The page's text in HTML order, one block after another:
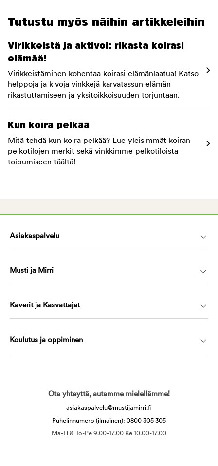
Tutustu myös näihin artikkeleihin
Virikkeistä ja aktivoi: rikasta koirasi
elämää!
Virikkeistäminen kohentaa koirasi elämänlaatua! Katso
helppoja ja kivoja vinkkejä karvatassun elämän
rikastuttamiseen ja yksitoikkoisuuden torjuntaan.
Kun koira pelkää
Mitä tehdä kun koira pelkää? Lue yleisimmät koiran
pelkotilojen merkit sekä vinkkimme pelkotiloista
toipumiseen täältä!
Asiakaspalvelu
Musti ja Mirri
Kaverit ja Kasvattajat
Koulutus ja oppiminen
Ota yhteyttä, autamme mielellämme!
asiakaspalvelu@mustijamirri.fi
Puhelinnumero (ilmainen): 0800 305 305
Ma-Ti & To-Pe 9.00-17.00 Ke 10.00-17.00